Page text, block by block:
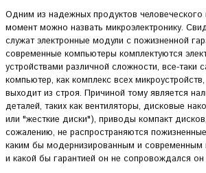
Одним из надежных продуктов
момент можно назвать микроэлектронику.
служат электронные модули с пожизненной
современные компьютеры комплектуются
устройствами различной сложности, все-таки
компьютер, как комплекс всех
выходит из строя. Причиной тому является
деталей, таких как вентиляторы, дисковые
или "жесткие диски"), приводы компакт
сожалению, не распространяются
каким бы модернизированным и
и какой бы гарантией он не сопровождался он